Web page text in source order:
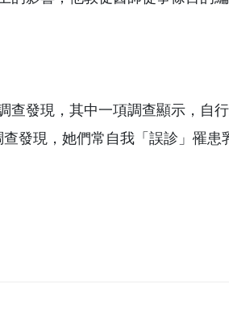
發現，其中一項調查顯示，自
發現，她們常自我「誤診」罹患